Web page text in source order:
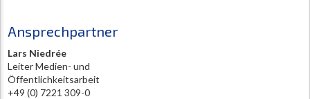
Ansprechpartner
Lars Niedrée
Leiter Medien- und
Öffentlichkeitsarbeit
+49 (0) 7221 309-0